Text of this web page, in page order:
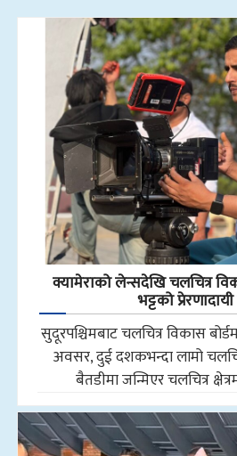
क्यामेराको लेन्सदेखि चलचित्र
भट्टको प्रेरणादायी
सुदूरपश्चिमबाट चलचित्र विकास
अवसर, दुई दशकभन्दा लामो
बैतडीमा जन्मिएर चलचित्र